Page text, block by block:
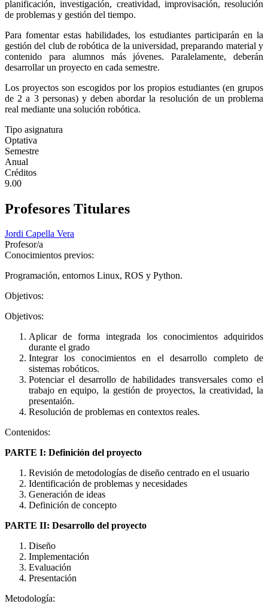
planificación, investigación, creatividad, improvisación, resolución
de problemas y gestión del tiempo.
Para fomentar estas habilidades, los estudiantes participarán en la
gestión del club de robótica de la universidad, preparando material y
contenido para alumnos más jóvenes. Paralelamente, deberán
desarrollar un proyecto en cada semestre.
Los proyectos son escogidos por los propios estudiantes (en grupos
de 2 a 3 personas) y deben abordar la resolución de un problema
real mediante una solución robótica.
Tipo asignatura
Optativa
Semestre
Anual
Créditos
9.00
Profesores Titulares
Jordi Capella Vera
Profesor/a
Conocimientos previos:
Programación, entornos Linux, ROS y Python.
Objetivos:
Objetivos:
Aplicar de forma integrada los conocimientos adquiridos
durante el grado
Integrar los conocimientos en el desarrollo completo de
sistemas robóticos.
Potenciar el desarrollo de habilidades transversales como el
trabajo en equipo, la gestión de proyectos, la creatividad, la
presentaión.
Resolución de problemas en contextos reales.
Contenidos:
PARTE I: Definición del proyecto
Revisión de metodologías de diseño centrado en el usuario
Identificación de problemas y necesidades
Generación de ideas
Definición de concepto
PARTE II: Desarrollo del proyecto
Diseño
Implementación
Evaluación
Presentación
Metodología: